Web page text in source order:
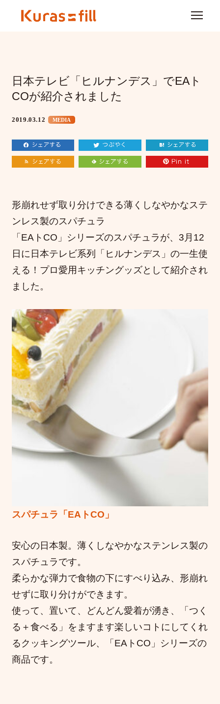
日本テレビ「ヒルナンデス」でEAト
COが紹介されました
2019.03.12 MEDIA
形崩れせず取り分けできる薄くしなやかなステ
ンレス製のスパチュラ
「EAトCO」シリーズのスパチュラが、3月12
日に日本テレビ系列「ヒルナンデス」の一生使
える！プロ愛用キッチングッズとして紹介され
ました。
スパチュラ「EAトCO」
安心の日本製。薄くしなやかなステンレス製の
スパチュラです。
柔らかな弾力で食物の下にすべり込み、形崩れ
せずに取り分けができます。
使って、置いて、どんどん愛着が湧き、「つく
る＋食べる」をますます楽しいコトにしてくれ
るクッキングツール、「EAトCO」シリーズの
商品です。